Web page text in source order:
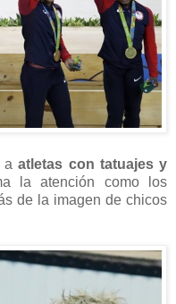
aatletas con tatuajes y
la atención como los
de la imagen de chicos